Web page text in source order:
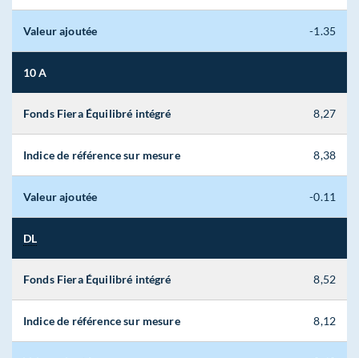
Valeur ajoutée -1.35
10 A
Fonds Fiera Équilibré intégré 8,27
Indice de référence sur mesure 8,38
Valeur ajoutée -0.11
DL
Fonds Fiera Équilibré intégré 8,52
Indice de référence sur mesure 8,12